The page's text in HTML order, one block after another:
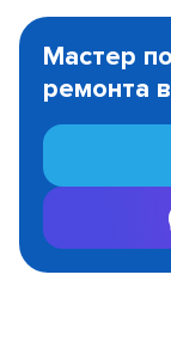
1
Мастер
ремонта